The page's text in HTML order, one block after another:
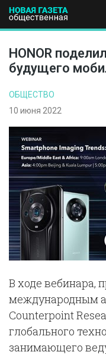
ПОЛИТИКА
HONOR
будущего
ОБЩЕСТВО
10 июня 2022
В ходе вебинара,
международным
Counterpoint
глобального
занимающего